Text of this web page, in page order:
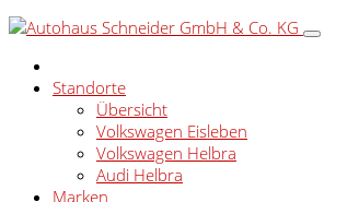
Standorte
Übersicht
Volkswagen Eisleben
Volkswagen Helbra
Audi Helbra
Marken